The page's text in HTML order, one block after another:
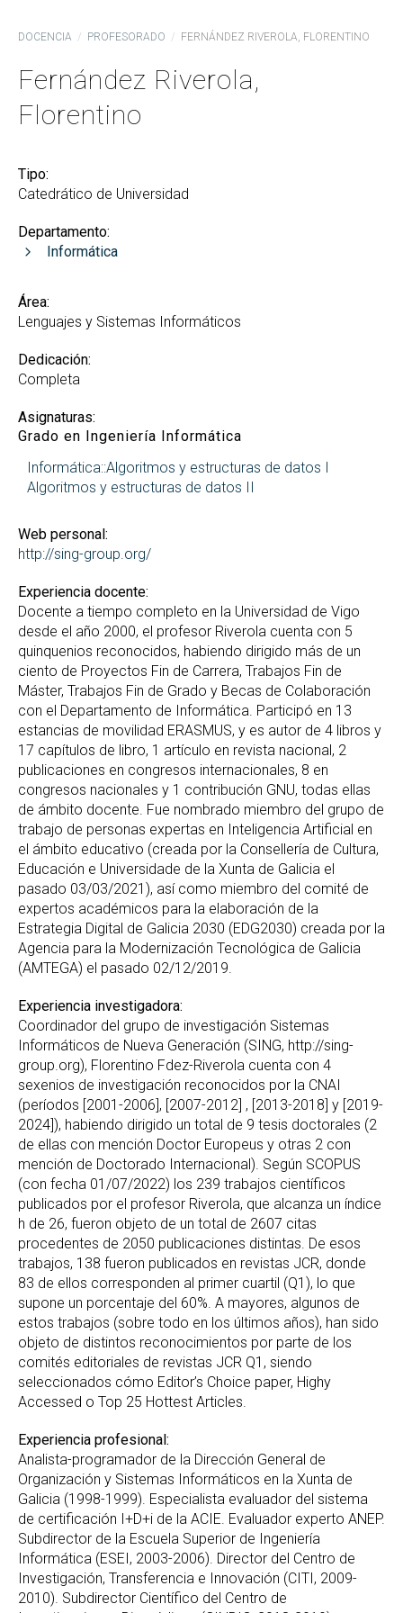
DOCENCIA PROFESORADO FERNÁNDEZ RIVEROLA, FLORENTINO
Fernández Riverola,
Florentino
Tipo:
Catedrático de Universidad
Departamento:
Informática
Área:
Lenguajes y Sistemas Informáticos
Dedicación:
Completa
Asignaturas:
Grado en Ingeniería Informática
Informática::Algoritmos y estructuras de datos I
Algoritmos y estructuras de datos II
Web personal:
http://sing-group.org/
Experiencia docente:
Docente a tiempo completo en la Universidad de Vigo
desde el año 2000, el profesor Riverola cuenta con 5
quinquenios reconocidos, habiendo dirigido más de un
ciento de Proyectos Fin de Carrera, Trabajos Fin de
Máster, Trabajos Fin de Grado y Becas de Colaboración
con el Departamento de Informática. Participó en 13
estancias de movilidad ERASMUS, y es autor de 4 libros y
17 capítulos de libro, 1 artículo en revista nacional, 2
publicaciones en congresos internacionales, 8 en
congresos nacionales y 1 contribución GNU, todas ellas
de ámbito docente. Fue nombrado miembro del grupo de
trabajo de personas expertas en Inteligencia Artificial en
el ámbito educativo (creada por la Consellería de Cultura,
Educación e Universidade de la Xunta de Galicia el
pasado 03/03/2021), así como miembro del comité de
expertos académicos para la elaboración de la
Estrategia Digital de Galicia 2030 (EDG2030) creada por la
Agencia para la Modernización Tecnológica de Galicia
(AMTEGA) el pasado 02/12/2019.
Experiencia investigadora:
Coordinador del grupo de investigación Sistemas
Informáticos de Nueva Generación (SING, http://sing-
group.org), Florentino Fdez-Riverola cuenta con 4
sexenios de investigación reconocidos por la CNAI
(períodos [2001-2006], [2007-2012] , [2013-2018] y [2019-
2024]), habiendo dirigido un total de 9 tesis doctorales (2
de ellas con mención Doctor Europeus y otras 2 con
mención de Doctorado Internacional). Según SCOPUS
(con fecha 01/07/2022) los 239 trabajos científicos
publicados por el profesor Riverola, que alcanza un índice
h de 26, fueron objeto de un total de 2607 citas
procedentes de 2050 publicaciones distintas. De esos
trabajos, 138 fueron publicados en revistas JCR, donde
83 de ellos corresponden al primer cuartil (Q1), lo que
supone un porcentaje del 60%. A mayores, algunos de
estos trabajos (sobre todo en los últimos años), han sido
objeto de distintos reconocimientos por parte de los
comités editoriales de revistas JCR Q1, siendo
seleccionados cómo Editor’s Choice paper, Highy
Accessed o Top 25 Hottest Articles.
Experiencia profesional:
Analista-programador de la Dirección General de
Organización y Sistemas Informáticos en la Xunta de
Galicia (1998-1999). Especialista evaluador del sistema
de certificación I+D+i de la ACIE. Evaluador experto ANEP.
Subdirector de la Escuela Superior de Ingeniería
Informática (ESEI, 2003-2006). Director del Centro de
Investigación, Transferencia e Innovación (CITI, 2009-
2010). Subdirector Científico del Centro de